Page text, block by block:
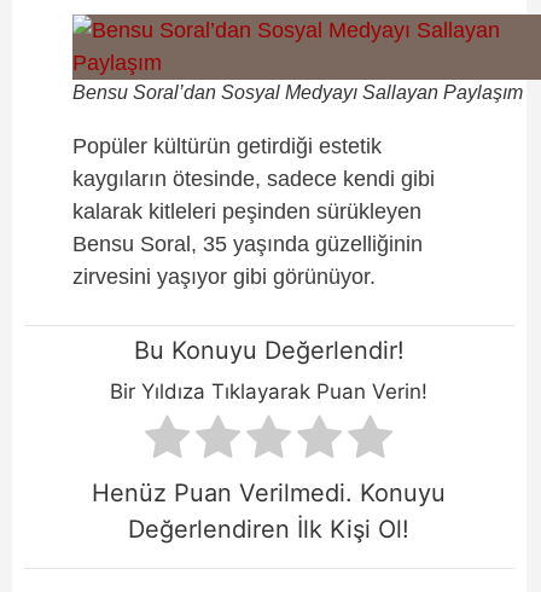
Bensu Soral’dan Sosyal Medyayı Sallayan Paylaşım
Popüler kültürün getirdiği estetik
kaygıların ötesinde, sadece kendi gibi
kalarak kitleleri peşinden sürükleyen
Bensu Soral, 35 yaşında güzelliğinin
zirvesini yaşıyor gibi görünüyor.
Bu Konuyu Değerlendir!
Bir Yıldıza Tıklayarak Puan Verin!
Henüz Puan Verilmedi. Konuyu
Değerlendiren İlk Kişi Ol!